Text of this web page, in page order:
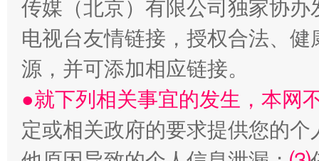
受贿1.44亿！段成刚被判无期 从幼
传媒（北京）有限公司独家协
电视台友情链接，授权合法、
源，并可添加相应链接。
●就下列相关事宜的发生，本网
定或相关政府的要求提供您的个